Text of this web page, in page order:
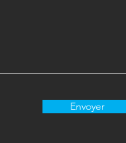
Envoyer